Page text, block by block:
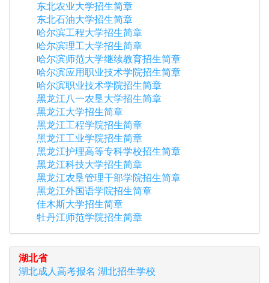
东北农业大学招生简章
东北石油大学招生简章
哈尔滨工程大学招生简章
哈尔滨理工大学招生简章
哈尔滨师范大学继续教育招生简章
哈尔滨应用职业技术学院招生简章
哈尔滨职业技术学院招生简章
黑龙江八一农垦大学招生简章
黑龙江大学招生简章
黑龙江工程学院招生简章
黑龙江工业学院招生简章
黑龙江护理高等专科学校招生简章
黑龙江科技大学招生简章
黑龙江农垦管理干部学院招生简章
黑龙江外国语学院招生简章
佳木斯大学招生简章
牡丹江师范学院招生简章
湖北省
湖北成人高考报名 湖北招生学校